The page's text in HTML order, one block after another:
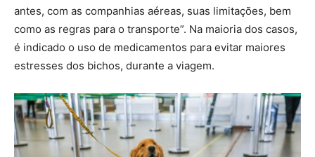
antes, com as companhias aéreas, suas limitações, bem
como as regras para o transporte”. Na maioria dos casos,
é indicado o uso de medicamentos para evitar maiores
estresses dos bichos, durante a viagem.